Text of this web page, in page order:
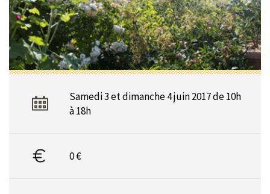
Samedi 3 et dimanche 4 juin 2017 de 10h
à 18h
0 €